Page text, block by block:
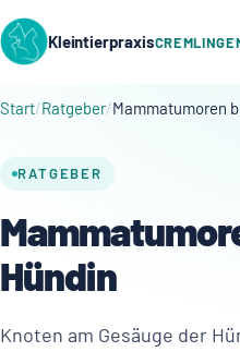
Kleintierpraxis
Start Ratgeber Mammatumoren
RATGEBER
Hündin
Knoten am Gesäuge der